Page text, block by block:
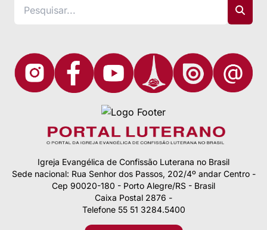
Igreja Evangélica de Confissão Luterana no Brasil
Sede nacional: Rua Senhor dos Passos, 202/4º andar Centro -
Cep 90020-180 - Porto Alegre/RS - Brasil
Caixa Postal 2876 -
Telefone 55 51 3284.5400